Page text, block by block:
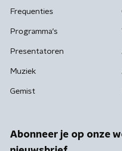
Frequenties
Programma's
Presentatoren
Muziek
Gemist
Abonneer je op onze